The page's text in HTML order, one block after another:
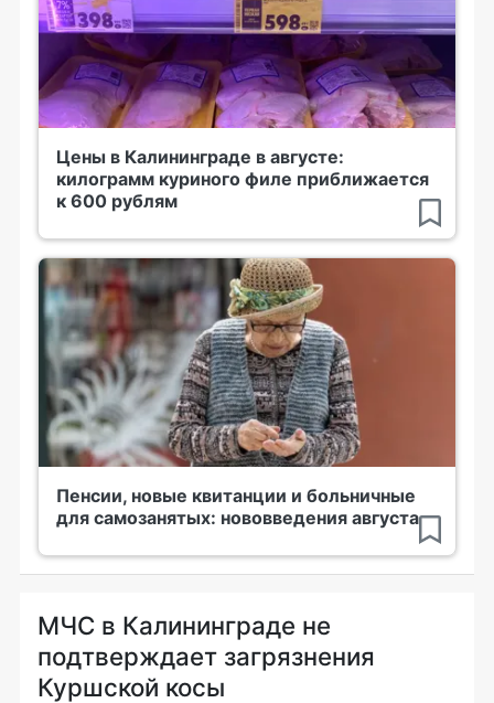
Цены в Калининграде в августе:
килограмм куриного филе приближается
к 600 рублям
Пенсии, новые квитанции и больничные
для самозанятых: нововведения августа
МЧС в Калининграде не
подтверждает загрязнения
Куршской косы